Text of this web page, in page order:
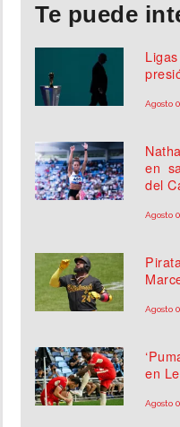
Te puede
Agosto
en
del
Agosto
Agosto
en
Agosto